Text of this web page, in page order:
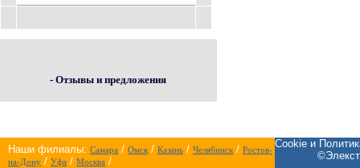
- Отзывы и предложения
Наши филиалы: Самара / Омск/ Казань / Челябинск/ Ростов-
на-Дону / Уфа / Москва /
Cookie и